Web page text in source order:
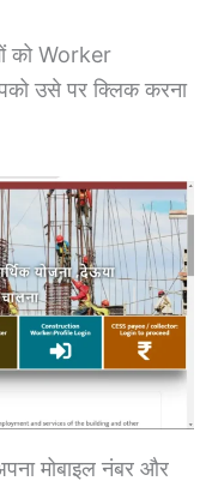
को Worker
उसे पर क्लिक करना
मोबाइल नंबर और